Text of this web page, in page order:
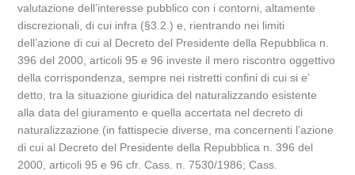
valutazione dell’interesse pubblico con i contorni, altamente
discrezionali, di cui infra (§3.2.) e, rientrando nei limiti
dell’azione di cui al Decreto del Presidente della Repubblica n.
396 del 2000, articoli 95 e 96 investe il mero riscontro oggettivo
della corrispondenza, sempre nei ristretti confini di cui si e’
detto, tra la situazione giuridica del naturalizzando esistente
alla data del giuramento e quella accertata nel decreto di
naturalizzazione (in fattispecie diverse, ma concernenti l’azione
di cui al Decreto del Presidente della Repubblica n. 396 del
2000, articoli 95 e 96 cfr. Cass. n. 7530/1986; Cass.